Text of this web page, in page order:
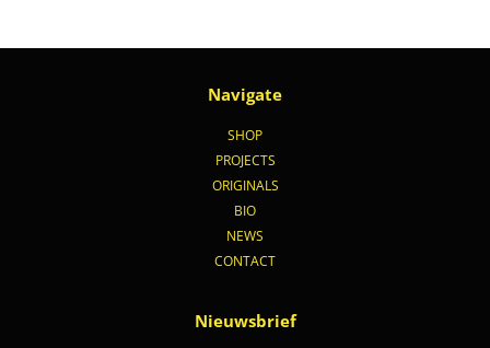
Navigate
SHOP
PROJECTS
ORIGINALS
BIO
NEWS
CONTACT
Nieuwsbrief